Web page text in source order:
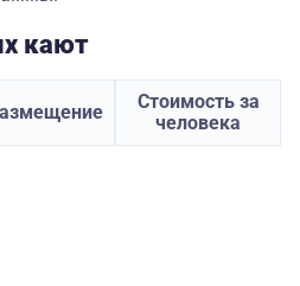
кают
Стоимость за
человека